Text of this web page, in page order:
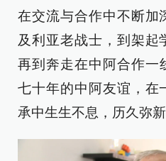
在交流与合作中不断加
及利亚老战士，到架起
再到奔走在中阿合作
七十年的中阿友谊，在
承中生生不息，历久弥新